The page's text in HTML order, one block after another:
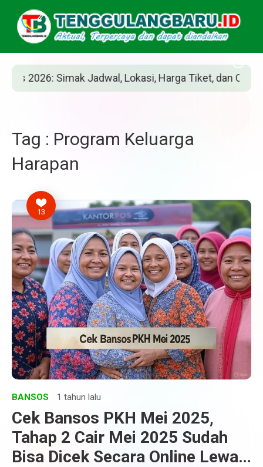
Jadwal, Lokasi, Harga Tiket, dan Cara Belinya
Tag : Program Keluarga
Harapan
13
BANSOS 1 tahun lalu
Cek Bansos PKH Mei 2025,
Tahap 2 Cair Mei 2025 Sudah
Bisa Dicek Secara Online Lewat